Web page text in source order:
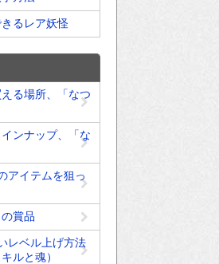
るレア妖怪
る場所、「なつ
ンナップ、「な
アイテムを狙っ
賞品
レベル上げ方法
ルと魂）